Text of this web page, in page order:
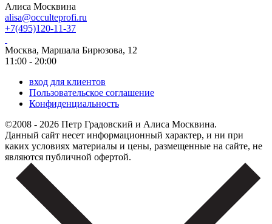
Алиса Москвина
alisa@occulteprofi.ru
+7(495)120-11-37
Москва, Маршала Бирюзова, 12
11:00 - 20:00
вход для клиентов
Пользовательское соглашение
Конфиденциальность
©2008 - 2026 Петр Градовский и Алиса Москвина.
Данный сайт несет информационный характер, и ни при
каких условиях материалы и цены, размещенные на сайте, не
являются публичной офертой.